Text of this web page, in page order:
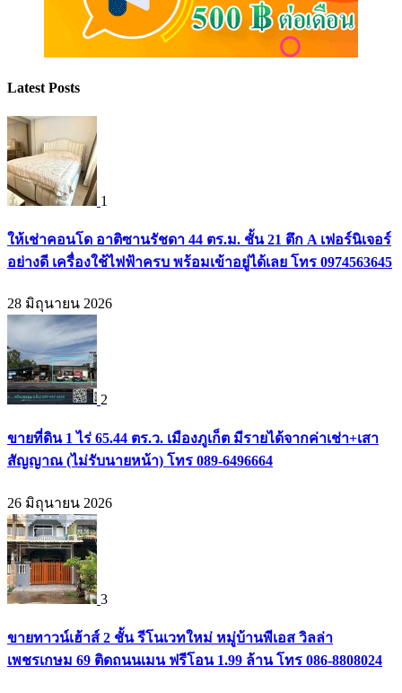
Latest Posts
1
ให้เช่าคอนโด อาติซานรัชดา 44 ตร.ม. ชั้น 21 ตึก A เฟอร์นิเจอร์
อย่างดี เครื่องใช้ไฟฟ้าครบ พร้อมเข้าอยู่ได้เลย โทร 0974563645
28 มิถุนายน 2026
2
ขายที่ดิน 1 ไร่ 65.44 ตร.ว. เมืองภูเก็ต มีรายได้จากค่าเช่า+เสา
สัญญาณ (ไม่รับนายหน้า) โทร 089-6496664
26 มิถุนายน 2026
3
ขายทาวน์เฮ้าส์ 2 ชั้น รีโนเวทใหม่ หมู่บ้านพีเอส วิลล่า
เพชรเกษม 69 ติดถนนเมน ฟรีโอน 1.99 ล้าน โทร 086-8808024